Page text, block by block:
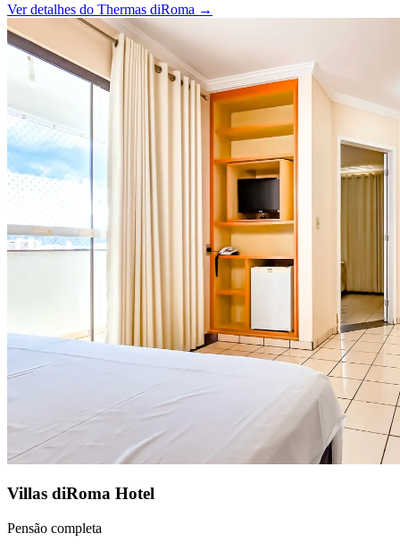
Ver detalhes do Thermas diRoma →
Villas diRoma Hotel
Pensão completa